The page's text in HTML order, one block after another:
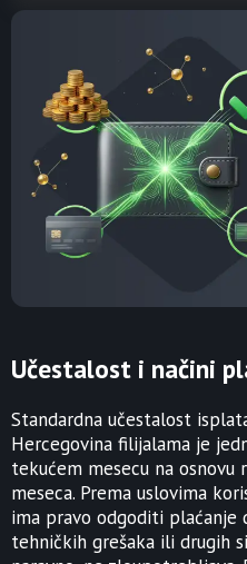
Učestalost i načini
Standardna učestalost
Hercegovina filijalama je
tekućem mesecu na
meseca. Prema uslovima
ima pravo odgoditi plaćanje
tehničkih grešaka ili drugih